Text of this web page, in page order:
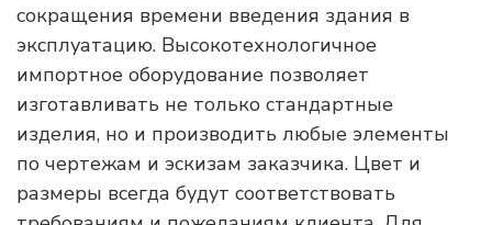
сокращения времени введения здания в
эксплуатацию. Высокотехнологичное
импортное оборудование позволяет
изготавливать не только стандартные
изделия, но и производить любые элементы
по чертежам и эскизам заказчика. Цвет и
размеры всегда будут соответствовать